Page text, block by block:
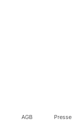
AGB Presse